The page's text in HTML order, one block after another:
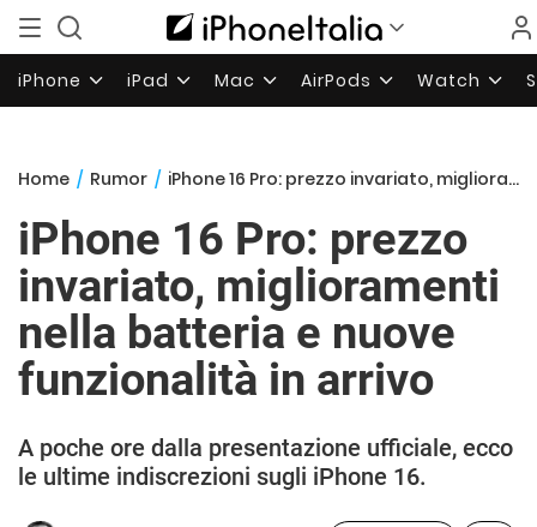
iPhone iPad Mac AirPods Watch
Home / Rumor / iPhone 16 Pro: prezzo invariato, miglioramenti nella batteria e nuove funzionalità in arrivo
iPhone 16 Pro: prezzo
invariato, miglioramenti
nella batteria e nuove
funzionalità in arrivo
A poche ore dalla presentazione ufficiale, ecco
le ultime indiscrezioni sugli iPhone 16.